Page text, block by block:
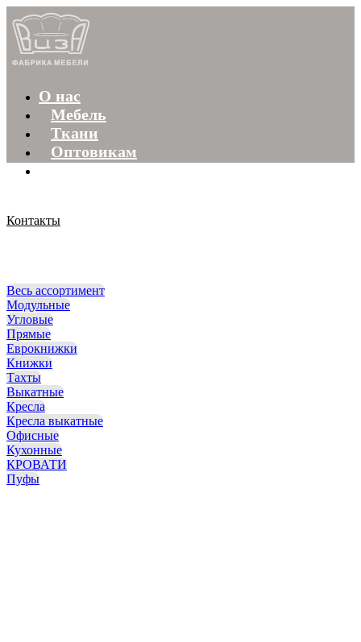
О нас
Мебель
Ткани
Оптовикам
Контакты
Весь ассортимент
Модульные
Угловые
Прямые
Еврокнижки
Книжки
Тахты
Выкатные
Кресла
Кресла выкатные
Офисные
Кухонные
КРОВАТИ
Пуфы